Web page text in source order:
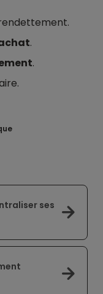
.
.
ses